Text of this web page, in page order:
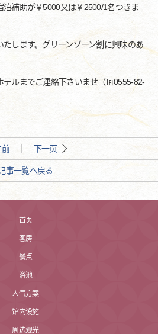
補助が￥5000又は￥2500/1名つきま
します。グリーンゾーン割に興味のあ
テルまでご連絡下さいませ（℡0555-82-
前 下一页
事一覧へ戻る
首页
客房
餐点
浴池
人气方案
馆内设施
周边观光